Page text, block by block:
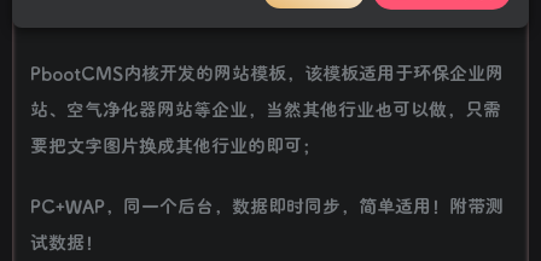
PbootCMS内核开发的网站模板，该模板适用于环保企业网
站、空气净化器网站等企业，当然其他行业也可以做，只需
要把文字图片换成其他行业的即可；
PC+WAP，同一个后台，数据即时同步，简单适用！附带测
试数据！